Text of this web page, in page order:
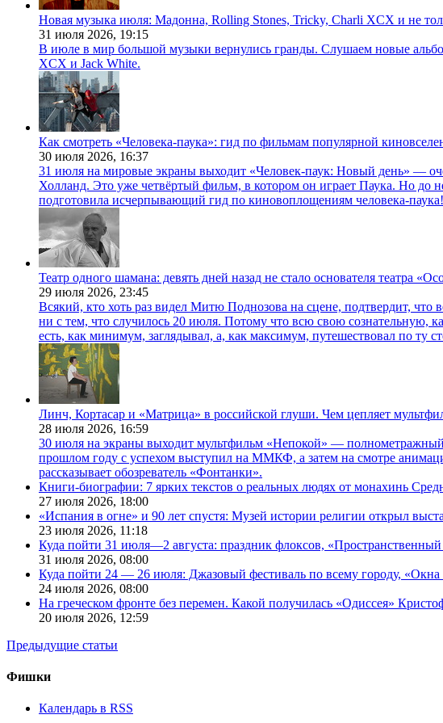
Новая музыка июля: Мадонна, Rolling Stones, Tricky, Charli XCX и не
31 июля 2026, 19:15
В июле в мир большой музыки вернулись гранды. Слушаем новые
XCX и Jack White.
Как смотреть «Человека-паука»: гид по фильмам популярной
30 июля 2026, 16:37
31 июля на мировые экраны выходит «Человек-паук: Новый день» —
Холланд. Это уже четвёртый фильм, в котором он играет Паука. Но до
подготовила исчерпывающий гид по киновоплощениям человека-паука!
Театр одного шамана: девять дней назад не стало основателя театра
29 июля 2026, 23:45
Всякий, кто хоть раз видел Митю Поднозова на сцене, подтвердит,
ни с тем, что случилось 20 июля. Потому что всю свою сознательную,
есть, как минимум, заглядывал, а, как максимум, путешествовал по ту
Линч, Кортасар и «Матрица» в российской глуши. Чем цепляет
28 июля 2026, 16:59
30 июля на экраны выходит мультфильм «Непокой» —
прошлом году с успехом выступил на ММКФ, а затем на смотре
рассказывает обозреватель «Фонтанки».
Книги-биографии: 7 ярких текстов о реальных людях от монахинь
27 июля 2026, 18:00
«Испания в огне» и 90 лет спустя: Музей истории религии открыл
23 июля 2026, 11:18
Куда пойти 31 июля—2 августа: праздник флоксов,
31 июля 2026, 08:00
Куда пойти 24 — 26 июля: Джазовый фестиваль по всему городу,
24 июля 2026, 08:00
На греческом фронте без перемен. Какой получилась «Одиссея»
20 июля 2026, 12:59
Предыдущие статьи
Фишки
Календарь в RSS